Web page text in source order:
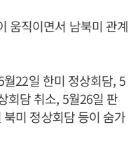
움직이면서 남북미 관계
22일 한미 정상회담, 5
회담 취소, 5월26일 판
미 정상회담 등이 숨가